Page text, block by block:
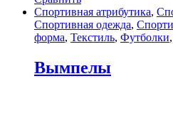
Спортивная атрибутика,
Спортивная одежда,
форма, Текстиль, Футболки,
Вымпелы